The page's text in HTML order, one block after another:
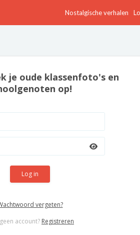
Nostalgische verhalen
je oude klassenfoto's en
op!
Log in
vergeten?
account? Registreren